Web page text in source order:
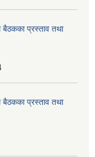
प्रस्ताव तथा
प्रस्ताव तथा